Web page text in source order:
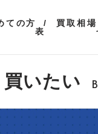
ての方
買取相場
表
買いたい